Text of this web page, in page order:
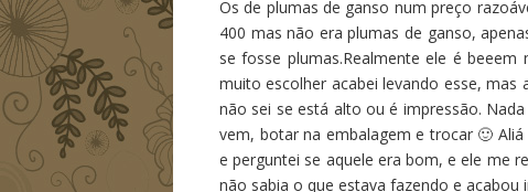
Os de plumas de ganso num preço
400 mas não era plumas de ganso,
se fosse plumas.Realmente ele é
muito escolher acabei levando esse,
não sei se está alto ou é impressão.
vem, botar na embalagem e trocar 🙂
e perguntei se aquele era bom, e ele me
não sabia o que estava fazendo e acabou